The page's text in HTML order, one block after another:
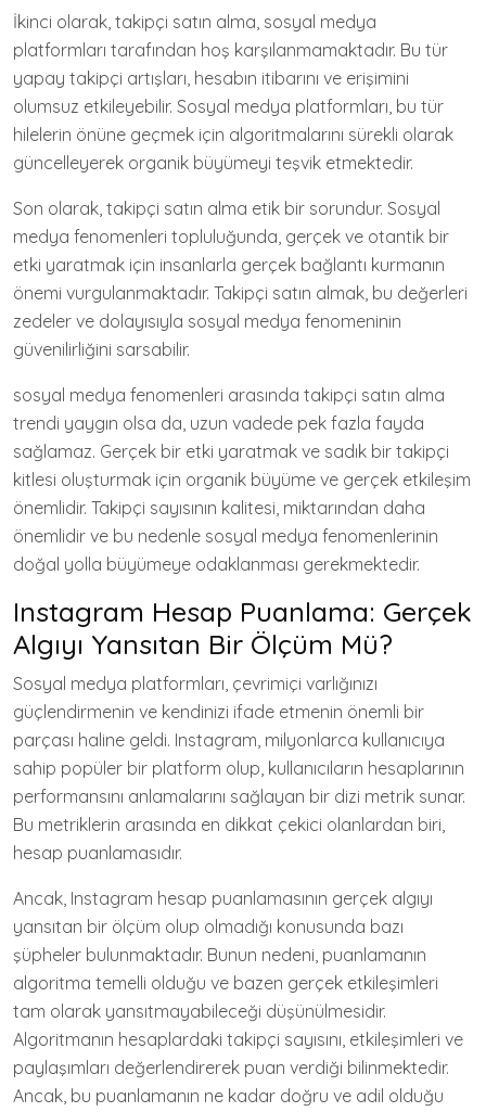
İkinci olarak, takipçi satın alma, sosyal medya
platformları tarafından hoş karşılanmamaktadır. Bu tür
yapay takipçi artışları, hesabın itibarını ve erişimini
olumsuz etkileyebilir. Sosyal medya platformları, bu tür
hilelerin önüne geçmek için algoritmalarını sürekli olarak
güncelleyerek organik büyümeyi teşvik etmektedir.
Son olarak, takipçi satın alma etik bir sorundur. Sosyal
medya fenomenleri topluluğunda, gerçek ve otantik bir
etki yaratmak için insanlarla gerçek bağlantı kurmanın
önemi vurgulanmaktadır. Takipçi satın almak, bu değerleri
zedeler ve dolayısıyla sosyal medya fenomeninin
güvenilirliğini sarsabilir.
sosyal medya fenomenleri arasında takipçi satın alma
trendi yaygın olsa da, uzun vadede pek fazla fayda
sağlamaz. Gerçek bir etki yaratmak ve sadık bir takipçi
kitlesi oluşturmak için organik büyüme ve gerçek etkileşim
önemlidir. Takipçi sayısının kalitesi, miktarından daha
önemlidir ve bu nedenle sosyal medya fenomenlerinin
doğal yolla büyümeye odaklanması gerekmektedir.
Instagram Hesap Puanlama: Gerçek
Algıyı Yansıtan Bir Ölçüm Mü?
Sosyal medya platformları, çevrimiçi varlığınızı
güçlendirmenin ve kendinizi ifade etmenin önemli bir
parçası haline geldi. Instagram, milyonlarca kullanıcıya
sahip popüler bir platform olup, kullanıcıların hesaplarının
performansını anlamalarını sağlayan bir dizi metrik sunar.
Bu metriklerin arasında en dikkat çekici olanlardan biri,
hesap puanlamasıdır.
Ancak, Instagram hesap puanlamasının gerçek algıyı
yansıtan bir ölçüm olup olmadığı konusunda bazı
şüpheler bulunmaktadır. Bunun nedeni, puanlamanın
algoritma temelli olduğu ve bazen gerçek etkileşimleri
tam olarak yansıtmayabileceği düşünülmesidir.
Algoritmanın hesaplardaki takipçi sayısını, etkileşimleri ve
paylaşımları değerlendirerek puan verdiği bilinmektedir.
Ancak, bu puanlamanın ne kadar doğru ve adil olduğu